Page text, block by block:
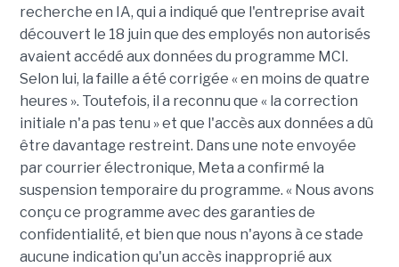
recherche en IA, qui a indiqué que l'entreprise avait
découvert le 18 juin que des employés non autorisés
avaient accédé aux données du programme MCI.
Selon lui, la faille a été corrigée « en moins de quatre
heures ». Toutefois, il a reconnu que « la correction
initiale n'a pas tenu » et que l'accès aux données a dû
être davantage restreint. Dans une note envoyée
par courrier électronique, Meta a confirmé la
suspension temporaire du programme. « Nous avons
conçu ce programme avec des garanties de
confidentialité, et bien que nous n'ayons à ce stade
aucune indication qu'un accès inapproprié aux